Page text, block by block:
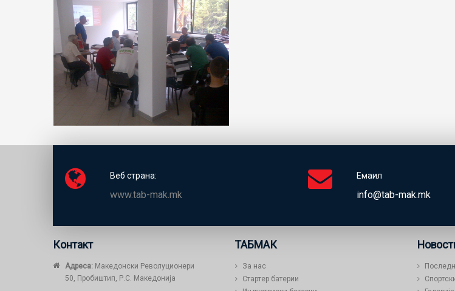
Веб страна:
www.tab-mak.mk
Емаил
info@tab-mak.mk
Контакт
Адреса: Македонски Револуционери
50, Пробиштип, Р.С. Македонија
ТАБМАК
За нас
Стартер батерии